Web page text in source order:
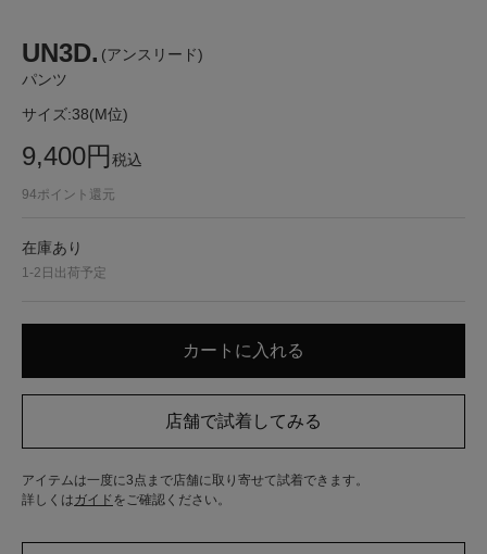
UN3D. (アンスリード)
パンツ
サイズ:38(M位)
9,400円税込
94ポイント還元
在庫あり
1-2日出荷予定
アイテムは一度に3点まで店舗に取り寄せて試着できます。
詳しくはガイド をご確認ください。